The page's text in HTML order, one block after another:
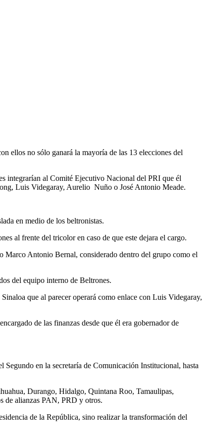
ellos no sólo ganará la mayoría de las 13 elecciones del
integrarían al Comité Ejecutivo Nacional del PRI que él
Luis Videgaray, Aurelio Nuño o José Antonio Meade.
en medio de los beltronistas.
al frente del tricolor en caso de que este dejara el cargo.
Marco Antonio Bernal, considerado dentro del grupo como el
del equipo interno de Beltrones.
que al parecer operará como enlace con Luis Videgaray,
de las finanzas desde que él era gobernador de
en la secretaría de Comunicación Institucional, hasta
Durango, Hidalgo, Quintana Roo, Tamaulipas,
de alianzas PAN, PRD y otros.
de la República, sino realizar la transformación del